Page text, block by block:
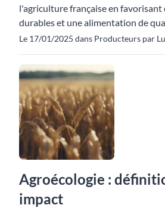
l'agriculture française en favorisant
durables et une alimentation de
Le 17/01/2025 dans Producteurs par
Agroécologie :
impact